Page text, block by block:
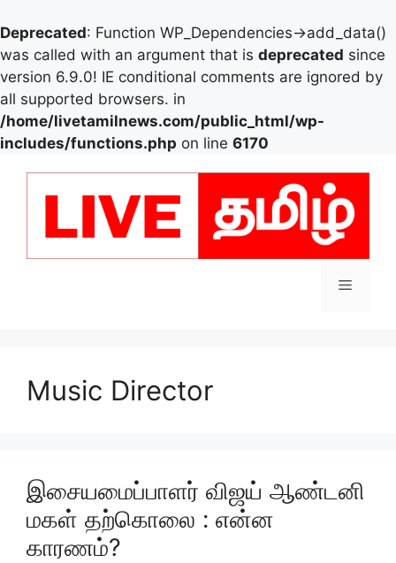
Deprecated: Function WP_Dependencies->add_data()
was called with an argument that is deprecated since
version 6.9.0! IE conditional comments are ignored by
all supported browsers. in
/home/livetamilnews.com/public_html/wp-
includes/functions.php on line 6170
Menu
Music Director
இசையமைப்பாளர் விஜய் ஆண்டனி
மகள் தற்கொலை : என்ன
காரணம்?